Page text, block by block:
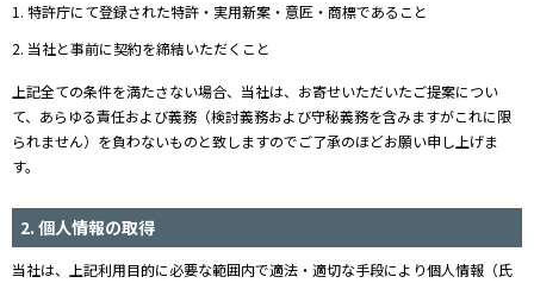
1. 特許庁にて登録された特許・実用新案・意匠・商標であること
2. 当社と事前に契約を締結いただくこと
上記全ての条件を満たさない場合、当社は、お寄せいただいたご提案につい
て、あらゆる責任および義務（検討義務および守秘義務を含みますがこれに限
られません）を負わないものと致しますのでご了承のほどお願い申し上げま
す。
2. 個人情報の取得
当社は、上記利用目的に必要な範囲内で適法・適切な手段により個人情報（氏